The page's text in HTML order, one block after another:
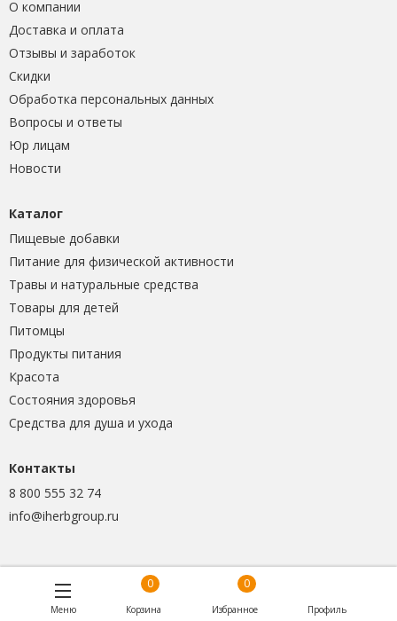
О компании
Доставка и оплата
Отзывы и заработок
Скидки
Обработка персональных данных
Вопросы и ответы
Юр лицам
Новости
Каталог
Пищевые добавки
Питание для физической активности
Травы и натуральные средства
Товары для детей
Питомцы
Продукты питания
Красота
Состояния здоровья
Средства для душа и ухода
Контакты
8 800 555 32 74
info@iherbgroup.ru
Меню
0
Корзина
0
Избранное Профиль